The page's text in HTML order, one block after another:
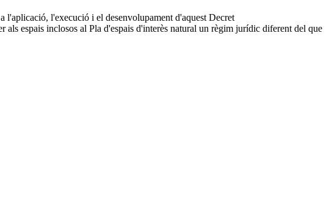
l'aplicació, l'execució i el desenvolupament d'aquest Decret
espais inclosos al Pla d'espais d'interès natural un règim jurídic diferent del que